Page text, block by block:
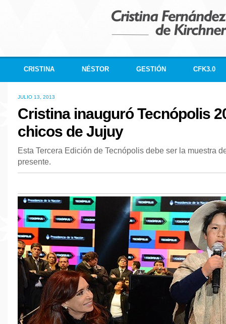
CRISTINA NÉSTOR GESTIÓN CFK3.0
JULIO 13, 2013
Cristina inauguró Tecnópolis
chicos de Jujuy
Esta Tercera Edición de Tecnópolis debe ser la muestra
presente.